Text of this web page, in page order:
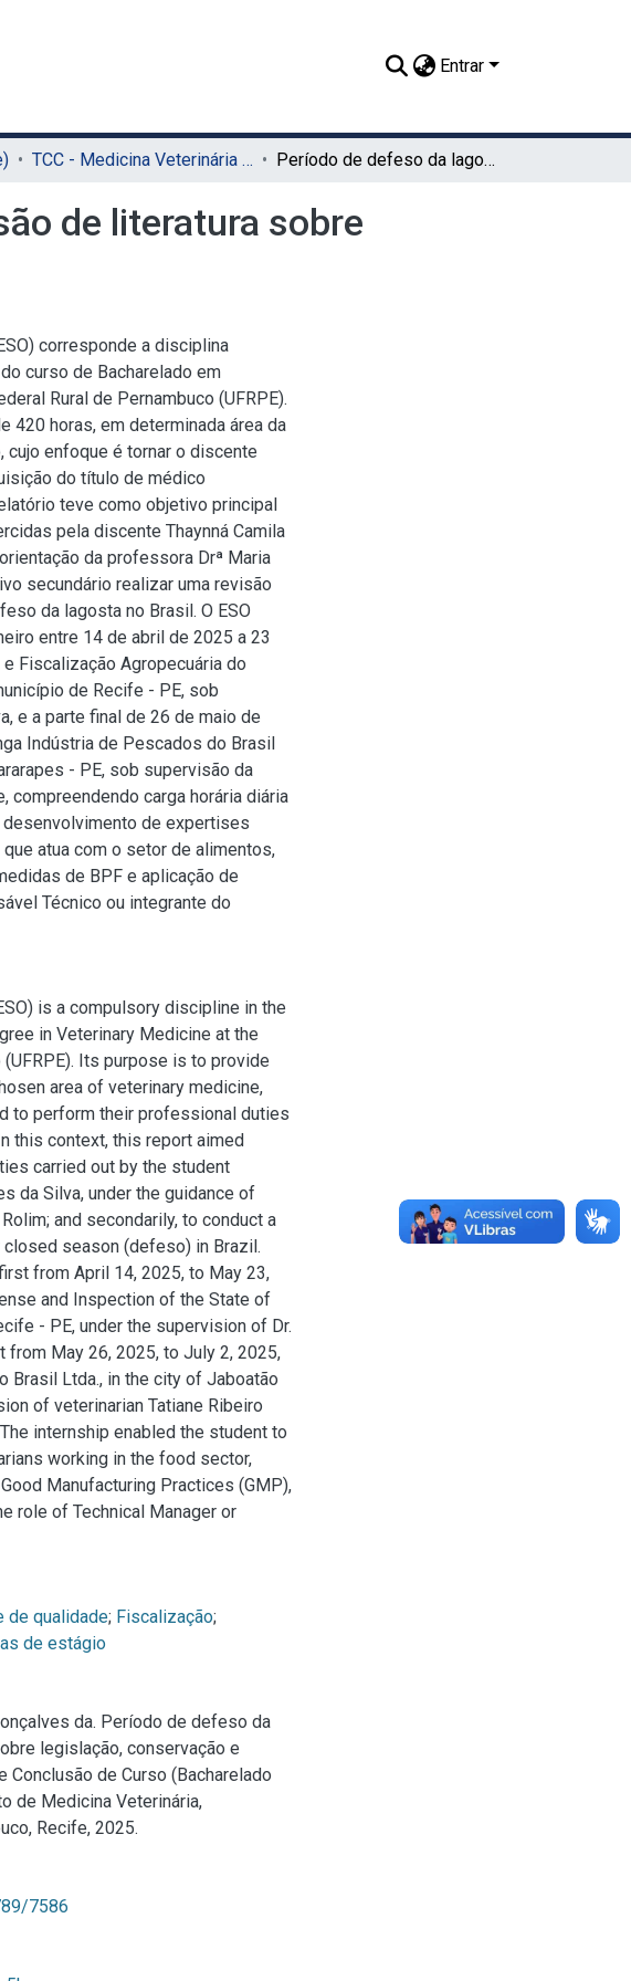
Entrar
TCC - Medicina Veterinária (Sede) Período de defeso da lagosta no Brasil: revisão de literatura sobre legislação, conservação e sustentabilidade
de literatura sobre
corresponde a disciplina
curso de Bacharelado em
Rural de Pernambuco (UFRPE).
420 horas, em determinada área da
cujo enfoque é tornar o discente
do título de médico
teve como objetivo principal
pela discente Thaynná Camila
da professora Drª Maria
secundário realizar uma revisão
da lagosta no Brasil. O ESO
entre 14 de abril de 2025 a 23
Fiscalização Agropecuária do
de Recife - PE, sob
e a parte final de 26 de maio de
Indústria de Pescados do Brasil
- PE, sob supervisão da
compreendendo carga horária diária
desenvolvimento de expertises
atua com o setor de alimentos,
de BPF e aplicação de
Técnico ou integrante do
is a compulsory discipline in the
in Veterinary Medicine at the
Its purpose is to provide
area of veterinary medicine,
to perform their professional duties
this context, this report aimed
carried out by the student
da Silva, under the guidance of
and secondarily, to conduct a
season (defeso) in Brazil.
from April 14, 2025, to May 23,
and Inspection of the State of
- PE, under the supervision of Dr.
from May 26, 2025, to July 2, 2025,
Brasil Ltda., in the city of Jaboatão
of veterinarian Tatiane Ribeiro
internship enabled the student to
working in the food sector,
Manufacturing Practices (GMP),
role of Technical Manager or
de qualidade; Fiscalização;
de estágio
da. Período de defeso da
legislação, conservação e
Conclusão de Curso (Bacharelado
de Medicina Veterinária,
Recife, 2025.
7586